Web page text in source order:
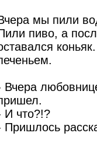
мы пили
пиво, а
Вчера
И что?!?
Пришлось